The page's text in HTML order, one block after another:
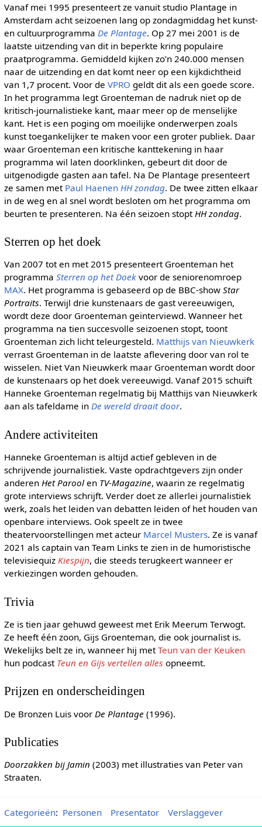
Vanaf mei 1995 presenteert ze vanuit studio Plantage in
Amsterdam acht seizoenen lang op zondagmiddag het kunst-
en cultuurprogramma De Plantage. Op 27 mei 2001 is de
laatste uitzending van dit in beperkte kring populaire
praatprogramma. Gemiddeld kijken zo’n 240.000 mensen
naar de uitzending en dat komt neer op een kijkdichtheid
van 1,7 procent. Voor de VPRO geldt dit als een goede score.
In het programma legt Groenteman de nadruk niet op de
kritisch-journalistieke kant, maar meer op de menselijke
kant. Het is een poging om moeilijke onderwerpen zoals
kunst toegankelijker te maken voor een groter publiek. Daar
waar Groenteman een kritische kanttekening in haar
programma wil laten doorklinken, gebeurt dit door de
uitgenodigde gasten aan tafel. Na De Plantage presenteert
ze samen met Paul Haenen HH zondag. De twee zitten elkaar
in de weg en al snel wordt besloten om het programma om
beurten te presenteren. Na één seizoen stopt HH zondag.
Sterren op het doek
Van 2007 tot en met 2015 presenteert Groenteman het
programma Sterren op het Doekvoor de seniorenomroep
MAX. Het programma is gebaseerd op de BBC-show Star
Portraits. Terwijl drie kunstenaars de gast vereeuwigen,
wordt deze door Groenteman geïnterviewd. Wanneer het
programma na tien succesvolle seizoenen stopt, toont
Groenteman zich licht teleurgesteld. Matthijs van Nieuwkerk
verrast Groenteman in de laatste aflevering door van rol te
wisselen. Niet Van Nieuwkerk maar Groenteman wordt door
de kunstenaars op het doek vereeuwigd. Vanaf 2015 schuift
Hanneke Groenteman regelmatig bij Matthijs van Nieuwkerk
aan als tafeldame in De wereld draait door.
Andere activiteiten
Hanneke Groenteman is altijd actief gebleven in de
schrijvende journalistiek. Vaste opdrachtgevers zijn onder
anderen Het Paroolen TV-Magazine, waarin ze regelmatig
grote interviews schrijft. Verder doet ze allerlei journalistiek
werk, zoals het leiden van debatten leiden of het houden van
openbare interviews. Ook speelt ze in twee
theatervoorstellingen met acteur Marcel Musters. Ze is vanaf
2021 als captain van Team Links te zien in de humoristische
televisiequiz Kiespijn, die steeds terugkeert wanneer er
verkiezingen worden gehouden.
Trivia
Ze is tien jaar gehuwd geweest met Erik Meerum Terwogt.
Ze heeft één zoon, Gijs Groenteman, die ook journalist is.
Wekelijks belt ze in, wanneer hij metTeun van der Keuken
hun podcast Teun en Gijs vertellen alles opneemt.
Prijzen en onderscheidingen
De Bronzen Luis voor De Plantage (1996).
Publicaties
Doorzakken bij Jamin (2003) met illustraties van Peter van
Straaten.
Categorieën: Personen Presentator Verslaggever